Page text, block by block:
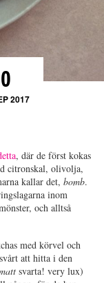
2017
, där de först kokas
citronskal, olivolja,
kallar det, bomb.
inom
och alltså
med körvel och
att hitta i den
svarta! very lux)